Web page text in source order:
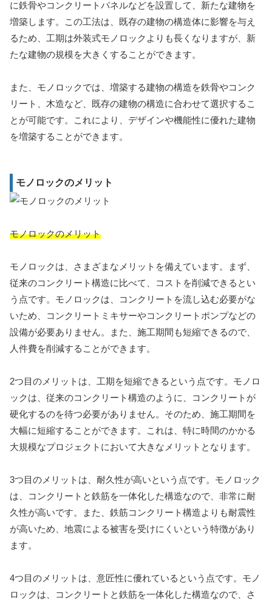
に鉄骨やコンクリートパネルなどを設置して、新たな建物を
増築します。この工法は、既存の建物の構造体に影響を与え
るため、工期は外装式モノロックよりも長くなりますが、新
たな建物の規模を大きくすることができます。
また、モノロックでは、増築する建物の構造を鉄骨やコンク
リート、木造など、既存の建物の構造に合わせて選択するこ
とが可能です。これにより、デザインや機能性に優れた建物
を増築することができます。
モノロックのメリット
モノロックのメリット
モノロックは、さまざまなメリットを備えています。まず、
従来のコンクリート構造に比べて、コストを削減できるとい
う点です。モノロックは、コンクリートを流し込む必要がな
いため、コンクリートミキサーやコンクリートポンプなどの
設備が必要ありません。また、施工期間も短縮できるので、
人件費を削減することができます。
2つ目のメリットは、工期を短縮できるという点です。モノロ
ックは、従来のコンクリート構造のように、コンクリートが
硬化するのを待つ必要がありません。そのため、施工期間を
大幅に短縮することができます。これは、特に時間のかかる
大規模なプロジェクトにおいて大きなメリットとなります。
3つ目のメリットは、耐久性が高いという点です。モノロック
は、コンクリートと鉄筋を一体化した構造なので、非常に耐
久性が高いです。また、鉄筋コンクリート構造よりも耐震性
が高いため、地震による被害を受けにくいという特徴があり
ます。
4つ目のメリットは、意匠性に優れているという点です。モノ
ロックは、コンクリートと鉄筋を一体化した構造なので、さ